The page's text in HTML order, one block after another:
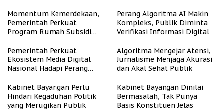
Momentum Kemerdekaan,
Pemerintah Perkuat
Program Rumah Subsidi
Berpenghasilan Rendah
Perang Algoritma AI Makin
Kompleks, Publik Diminta
Verifikasi Informasi Digital
Pemerintah Perkuat
Ekosistem Media Digital
Nasional Hadapi Perang
Algoritma Mengejar Atensi,
Jurnalisme Menjaga Akurasi
dan Akal Sehat Publik
Kabinet Bayangan Perlu
Hindari Kegaduhan Politik
yang Merugikan Publik
Kabinet Bayangan Dinilai
Bermasalah, Tak Punya
Basis Konstituen Jelas